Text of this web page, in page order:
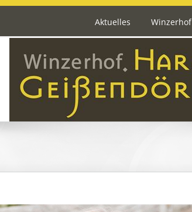
Aktuelles Winzerhof